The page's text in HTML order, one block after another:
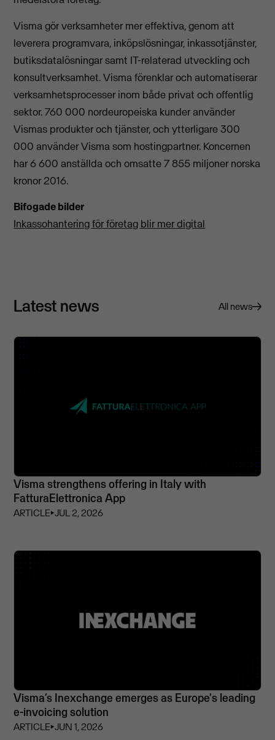
Visma gör verksamheter mer effektiva, genom att
leverera programvara, inköpslösningar, inkassotjänster,
butiksdatalösningar samt IT-relaterad utveckling och
konsultverksamhet. Visma förenklar och automatiserar
verksamhetsprocesser inom både privat och offentlig
sektor. 760 000 nordeuropeiska kunder använder
Vismas produkter och tjänster, och ytterligare 300
000 använder Visma som hostingpartner. Koncernen
har 6 600 anställda och omsatte 7 855 miljoner norska
kronor 2016.
Bifogade bilder
Inkassohantering för företag blir mer digital
Latest news All news
Visma strengthens offering in Italy with
FatturaElettronica App
ARTICLE⏵JUL 2, 2026
Visma’s Inexchange emerges as Europe's leading
e-invoicing solution
ARTICLE⏵JUN 1, 2026